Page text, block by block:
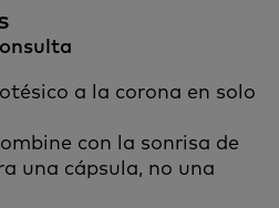
a la corona en solo
con la sonrisa de
una cápsula, no una